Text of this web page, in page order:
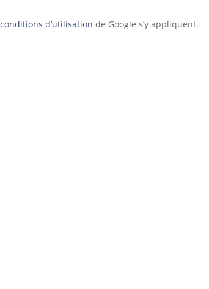
conditions d’utilisation de Google s’y appliquent.